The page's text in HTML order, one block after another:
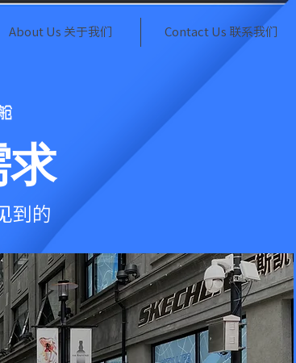
About Us 关于我们 Contact Us 联系我们
求
到的